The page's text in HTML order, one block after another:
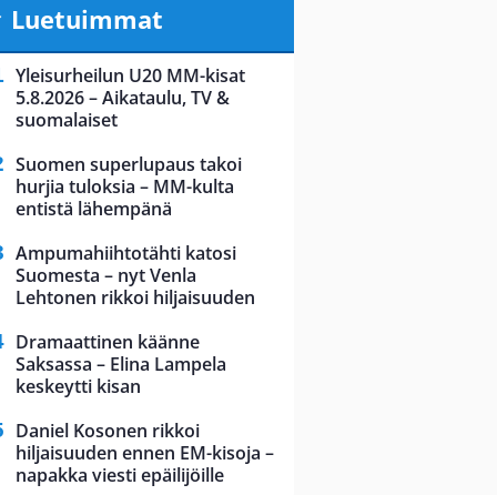
Luetuimmat
Yleisurheilun U20 MM-kisat
5.8.2026 – Aikataulu, TV &
suomalaiset
Suomen superlupaus takoi
hurjia tuloksia – MM-kulta
entistä lähempänä
Ampumahiihtotähti katosi
Suomesta – nyt Venla
Lehtonen rikkoi hiljaisuuden
Dramaattinen käänne
Saksassa – Elina Lampela
keskeytti kisan
Daniel Kosonen rikkoi
hiljaisuuden ennen EM-kisoja –
napakka viesti epäilijöille